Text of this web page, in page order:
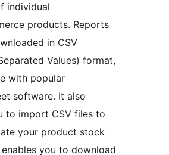
individual
products. Reports
in CSV
Values) format,
with popular
software. It also
to import CSV files to
your product stock
you to download